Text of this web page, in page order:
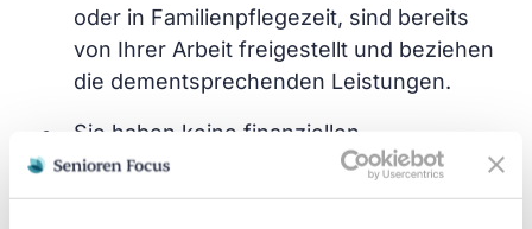
oder in Familienpflegezeit, sind bereits
von Ihrer Arbeit freigestellt und beziehen
die dementsprechenden Leistungen.
Sie haben keine finanziellen
Lohneinbußen, da sich Ihr Arbeitgeber
freiwillig dazu bereit erklärt hat, Ihren